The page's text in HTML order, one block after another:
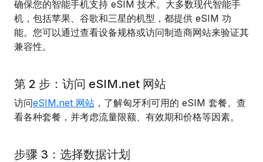
确保您的智能手机支持 eSIM 技术。大多数现代智能手
机，包括苹果、谷歌和三星的机型，都提供 eSIM 功
能。您可以通过查看设备规格或访问制造商网站来验证其
兼容性。
第 2 步：访问 eSIM.net 网站
访问eSIM.net 网站 ，了解匈牙利可用的 eSIM 套餐。查
看各种套餐，并考虑流量限额、有效期和价格等因素。
步骤 3：选择数据计划